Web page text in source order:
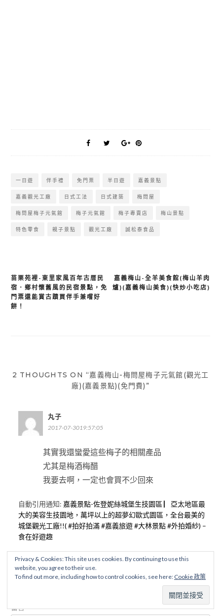
一日遊 伴手禮 免門票 半日遊 嘉義景點
嘉義觀光工廠 日式工法 日式建築 梅問屋
梅問屋梅子元氣館 梅子元氣館 梅子專賣店 梅山景點
特色零食 親子景點 觀光工廠 誠松泰食品
文
章
苗栗苑裡-東里家風百年古厝民
宿．鄉村懷舊風的民宿景點，免
門票還能賞古蹟買伴手兼嚐好
餅！
嘉義梅山-全羊美食館(梅山羊肉
爐)(嘉義梅山美食)(快炒小吃店)
2 THOUGHTS ON “嘉義梅山-梅問屋梅子元氣館(觀光工
廠)(嘉義景點)(免門費)”
丸子
2017-07-3019:57:05
其實我還蠻愛這些梅子的相關產品
尤其是梅酒梅醋
我要去啊，一定也會買不少回來
自動引用通知: 嘉義景點-佐登妮絲城堡生技園區 ▏亞太地區最
大的美容生技園地，萬坪以上的超夢幻歐式園區，全台最美的
城堡觀光工廠!!( #拍好拍滿 #嘉義旅遊 #大林景點 #外拍婚紗) –
食在好遊趣
發佈留言
留言*
Privacy & Cookies: This site uses cookies. By continuing to use this
website, you agree to their use.
To find out more, including how to control cookies, see here: Cookie 政策